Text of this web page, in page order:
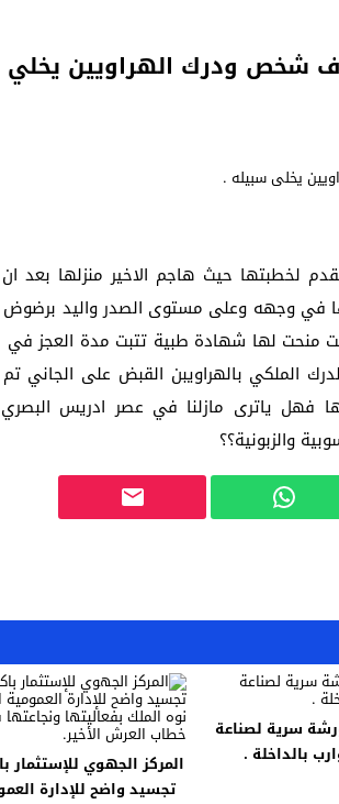
شخص ودرك الهراويين يخلي
لخطبتها حيث هاجم الاخير منزلها بعد
في وجهه وعلى مستوى الصدر واليد
الملكي بالهراويبن القبض على الجاني
فهل ياترى مازلنا في عصر ادريس
والزبونية؟؟
سرية لصناعة
بالداخلة .
المركز الجهوي للإستثمار
تجسيد واضح للإدارة